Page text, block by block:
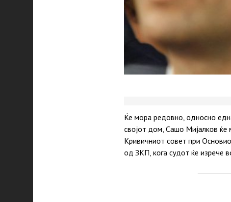
Ќе мора редовно, односно
својот дом, Сашо Мијалков
Кривичниот совет при
од ЗКП, кога судот ќе изрече